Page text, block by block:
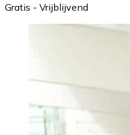
Gratis - Vrijblijvend